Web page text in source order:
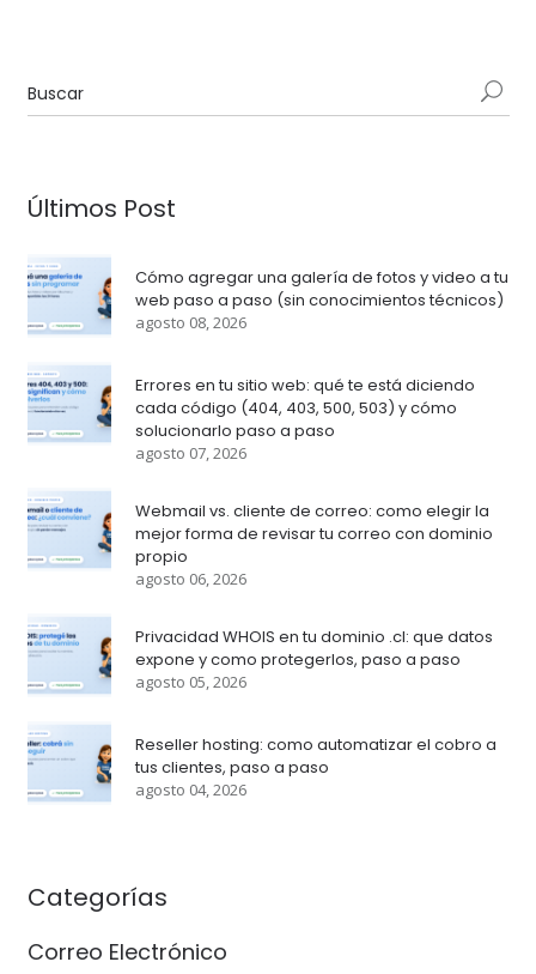
Últimos Post
Cómo agregar una galería de fotos y video a tu
web paso a paso (sin conocimientos técnicos)
agosto 08, 2026
Errores en tu sitio web: qué te está diciendo
cada código (404, 403, 500, 503) y cómo
solucionarlo paso a paso
agosto 07, 2026
Webmail vs. cliente de correo: como elegir la
mejor forma de revisar tu correo con dominio
propio
agosto 06, 2026
Privacidad WHOIS en tu dominio .cl: que datos
expone y como protegerlos, paso a paso
agosto 05, 2026
Reseller hosting: como automatizar el cobro a
tus clientes, paso a paso
agosto 04, 2026
Categorías
Correo Electrónico